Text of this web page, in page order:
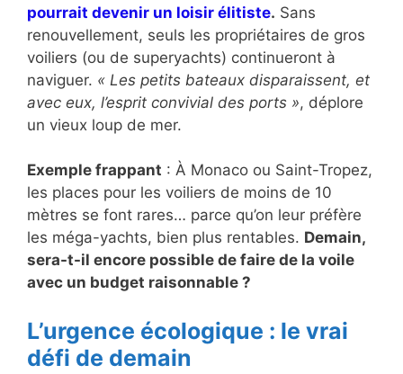
pourrait devenir un loisir élitiste. Sans
renouvellement, seuls les propriétaires de gros
voiliers (ou de superyachts) continueront à
naviguer. « Les petits bateaux disparaissent, et
avec eux, l’esprit convivial des ports », déplore
un vieux loup de mer.
Exemple frappant : À Monaco ou Saint-Tropez,
les places pour les voiliers de moins de 10
mètres se font rares… parce qu’on leur préfère
les méga-yachts, bien plus rentables. Demain,
sera-t-il encore possible de faire de la voile
avec un budget raisonnable ?
L’urgence écologique : le vrai
défi de demain